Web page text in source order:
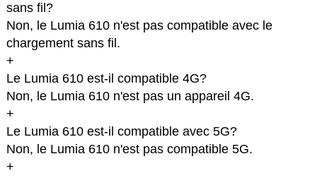
sans fil?
Non, le Lumia 610 n'est pas compatible avec le
chargement sans fil.
+
Le Lumia 610 est-il compatible 4G?
Non, le Lumia 610 n'est pas un appareil 4G.
+
Le Lumia 610 est-il compatible avec 5G?
Non, le Lumia 610 n'est pas compatible 5G.
+